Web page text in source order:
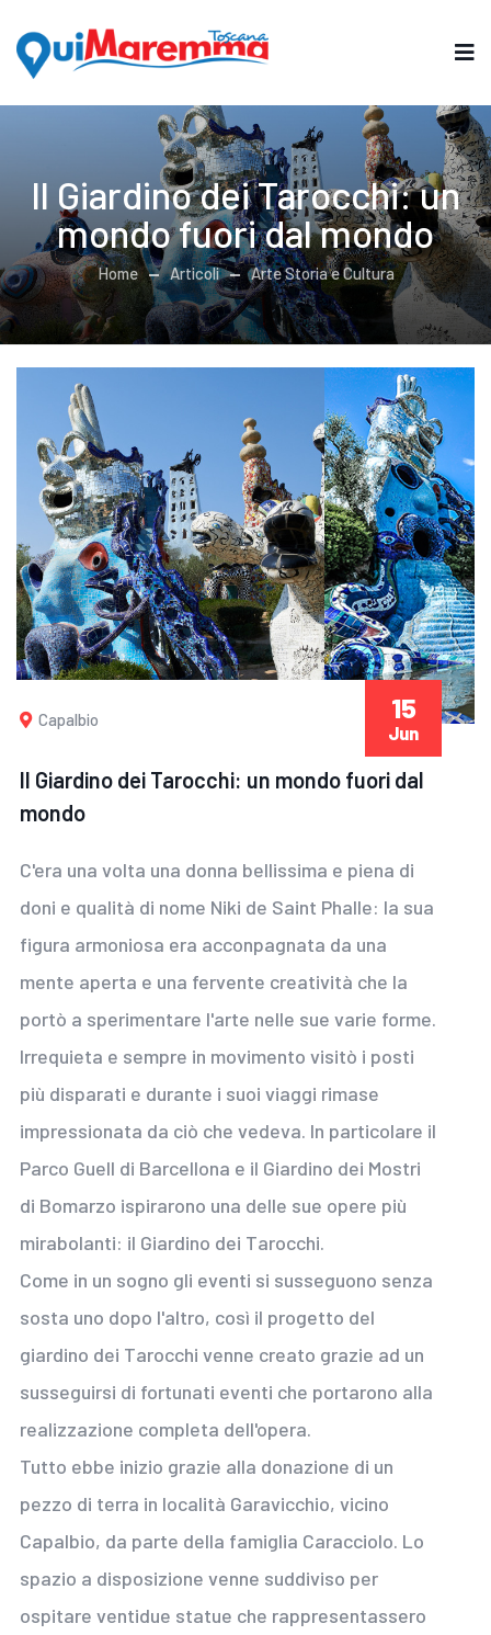
Il Giardino dei Tarocchi: un
mondo fuori dal mondo
Home Articoli Arte Storia e Cultura
Capalbio
Il Giardino dei Tarocchi: un mondo fuori dal
mondo
C'era una volta una donna bellissima e piena di
doni e qualità di nome Niki de Saint Phalle: la sua
figura armoniosa era acconpagnata da una
mente aperta e una fervente creatività che la
portò a sperimentare l'arte nelle sue varie forme.
Irrequieta e sempre in movimento visitò i posti
più disparati e durante i suoi viaggi rimase
impressionata da ciò che vedeva. In particolare il
Parco Guell di Barcellona e il Giardino dei Mostri
di Bomarzo ispirarono una delle sue opere più
mirabolanti: il Giardino dei Tarocchi.
Come in un sogno gli eventi si susseguono senza
sosta uno dopo l'altro, così il progetto del
giardino dei Tarocchi venne creato grazie ad un
susseguirsi di fortunati eventi che portarono alla
realizzazione completa dell'opera.
Tutto ebbe inizio grazie alla donazione di un
pezzo di terra in località Garavicchio, vicino
Capalbio, da parte della famiglia Caracciolo. Lo
spazio a disposizione venne suddiviso per
ospitare ventidue statue che rappresentassero
15
Jun